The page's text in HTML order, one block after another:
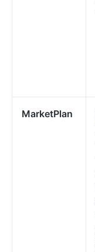
MarketPlan